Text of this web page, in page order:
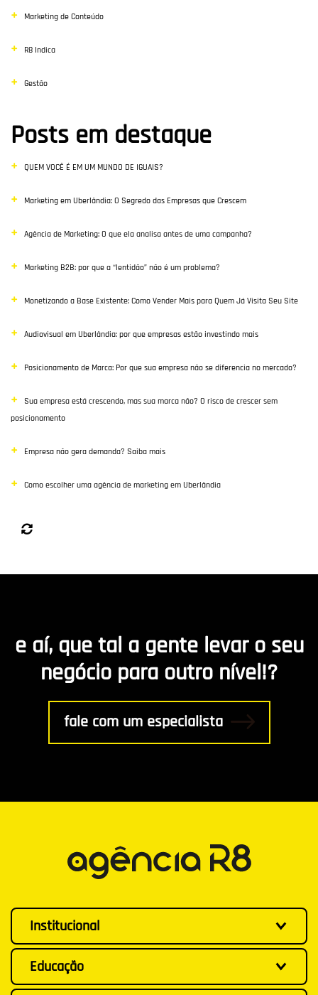
Marketing de Conteúdo
R8 Indica
Gestão
Posts em destaque
QUEM VOCÊ É EM UM MUNDO DE IGUAIS?
Marketing em Uberlândia: O Segredo das Empresas que Crescem
Agência de Marketing: O que ela analisa antes de uma campanha?
Marketing B2B: por que a “lentidão” não é um problema?
Monetizando a Base Existente: Como Vender Mais para Quem Já Visita Seu Site
Audiovisual em Uberlândia: por que empresas estão investindo mais
Posicionamento de Marca: Por que sua empresa não se diferencia no mercado?
Sua empresa está crescendo, mas sua marca não? O risco de crescer sem
posicionamento
Empresa não gera demanda? Saiba mais
Como escolher uma agência de marketing em Uberlândia
e aí, que tal a gente levar o seu
negócio para outro nível!?
fale com um especialista
Institucional
Educação